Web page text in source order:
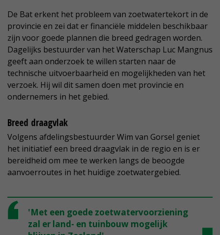
De Bat erkent het probleem van zoetwatertekort in de
provincie en zei dat er financiële middelen beschikbaar
zijn voor goede plannen die breed gedragen worden.
Dagelijks bestuurder van het Waterschap Luc Mangnus
geeft aan onderzoek te willen starten naar de
technische uitvoerbaarheid en mogelijkheden van het
verzoek. Hij wil dit samen doen met provincie en
ondernemers in het gebied.
Breed draagvlak
Volgens afdelingsbestuurder Wim van Gorsel geniet
het initiatief een breed draagvlak in de regio en is er
bereidheid om mee te werken langs de beoogde
aanvoerroutes in het huidige zoetwatergebied.
'Met een goede zoetwatervoorziening
zal er land- en tuinbouw mogelijk